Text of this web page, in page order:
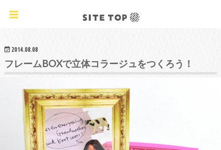
2014.08.08
フレームBOXで立体コラージュをつくろう！